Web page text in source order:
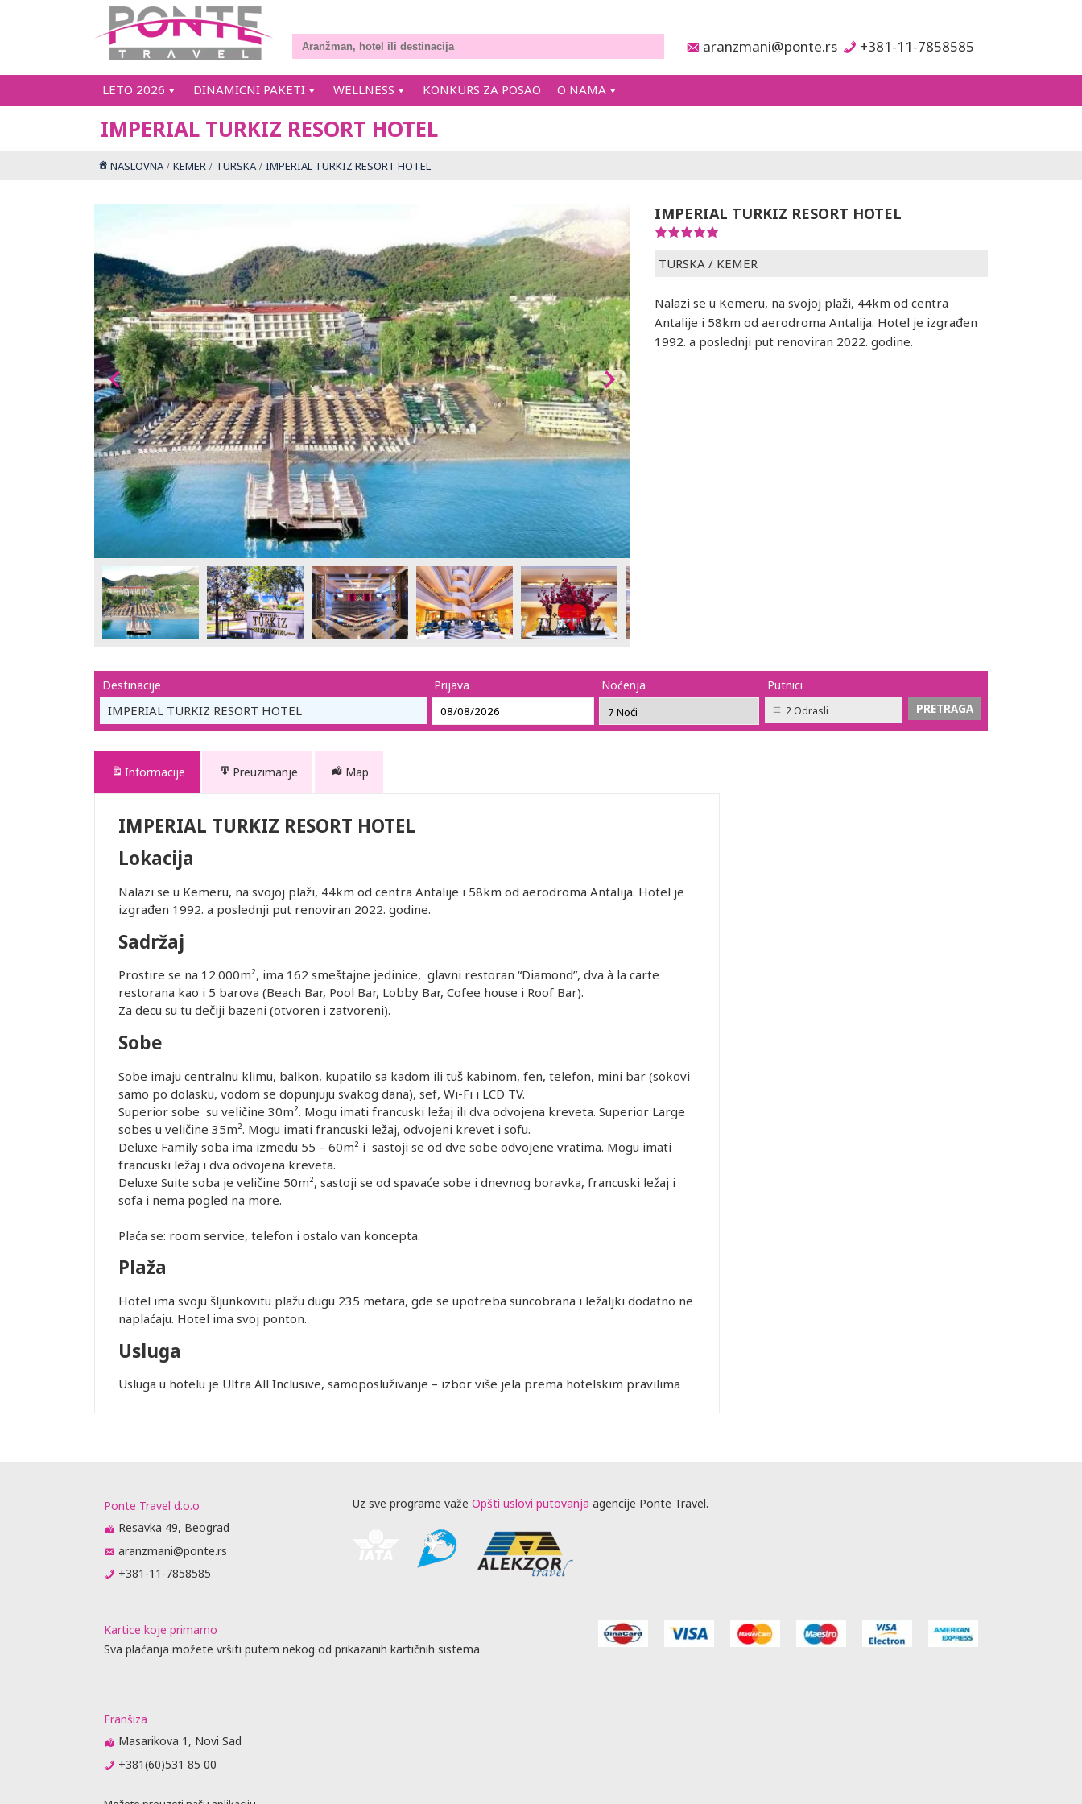
aranzmani@ponte.rs +381-11-7858585
LETO 2026 DINAMICNI PAKETI WELLNESS KONKURS ZA POSAO O NAMA
IMPERIAL TURKIZ RESORT HOTEL
NASLOVNA KEMER TURSKA IMPERIAL TURKIZ RESORT HOTEL
IMPERIAL TURKIZ RESORT HOTEL
TURSKA / KEMER
Nalazi se u Kemeru, na svojoj plaži, 44km od centra
Antalije i 58km od aerodroma Antalija. Hotel je izgrađen
1992. a poslednji put renoviran 2022. godine.
Destinacije
IMPERIAL TURKIZ RESORT HOTEL
Prijava Noćenja Putnici
2 Odrasli
Informacije Preuzimanje Map
IMPERIAL TURKIZ RESORT HOTEL
Lokacija
Nalazi se u Kemeru, na svojoj plaži, 44km od centra Antalije i 58km od aerodroma Antalija. Hotel je
izgrađen 1992. a poslednji put renoviran 2022. godine.
Sadržaj
Prostire se na 12.000m², ima 162 smeštajne jedinice, glavni restoran “Diamond”, dva à la carte
restorana kao i 5 barova (Beach Bar, Pool Bar, Lobby Bar, Cofee house i Roof Bar).
Za decu su tu dečiji bazeni (otvoren i zatvoreni).
Sobe
Sobe imaju centralnu klimu, balkon, kupatilo sa kadom ili tuš kabinom, fen, telefon, mini bar (sokovi
samo po dolasku, vodom se dopunjuju svakog dana), sef, Wi-Fi i LCD TV.
Superior sobe su veličine 30m². Mogu imati francuski ležaj ili dva odvojena kreveta. Superior Large
sobes u veličine 35m². Mogu imati francuski ležaj, odvojeni krevet i sofu.
Deluxe Family soba ima između 55 – 60m² i sastoji se od dve sobe odvojene vratima. Mogu imati
francuski ležaj i dva odvojena kreveta.
Deluxe Suite soba je veličine 50m², sastoji se od spavaće sobe i dnevnog boravka, francuski ležaj i
sofa i nema pogled na more.
Plaća se: room service, telefon i ostalo van koncepta.
Plaža
Hotel ima svoju šljunkovitu plažu dugu 235 metara, gde se upotreba suncobrana i ležaljki dodatno ne
naplaćaju. Hotel ima svoj ponton.
Usluga
Usluga u hotelu je Ultra All Inclusive, samoposluživanje – izbor više jela prema hotelskim pravilima
Ponte Travel d.o.o
Resavka 49, Beograd
aranzmani@ponte.rs
+381-11-7858585
Uz sve programe važe Opšti uslovi putovanja agencije Ponte Travel.
Kartice koje primamo
Sva plaćanja možete vršiti putem nekog od prikazanih kartičnih sistema
Franšiza
Masarikova 1, Novi Sad
+381(60)531 85 00